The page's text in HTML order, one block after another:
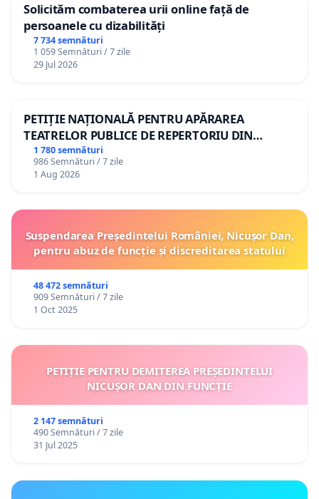
Solicităm combaterea urii online față de
persoanele cu dizabilități
7 734 semnături
1 059 Semnături / 7 zile
29 Jul 2026
PETIȚIE NAȚIONALĂ PENTRU APĂRAREA
TEATRELOR PUBLICE DE REPERTORIU DIN
ROMÂNIA
1 780 semnături
986 Semnături / 7 zile
1 Aug 2026
Suspendarea Președintelui României, Nicușor Dan,
pentru abuz de funcție și discreditarea statului
48 472 semnături
909 Semnături / 7 zile
1 Oct 2025
PETIȚIE PENTRU DEMITEREA PREȘEDINTELUI
NICUȘOR DAN DIN FUNCȚIE
2 147 semnături
490 Semnături / 7 zile
31 Jul 2025